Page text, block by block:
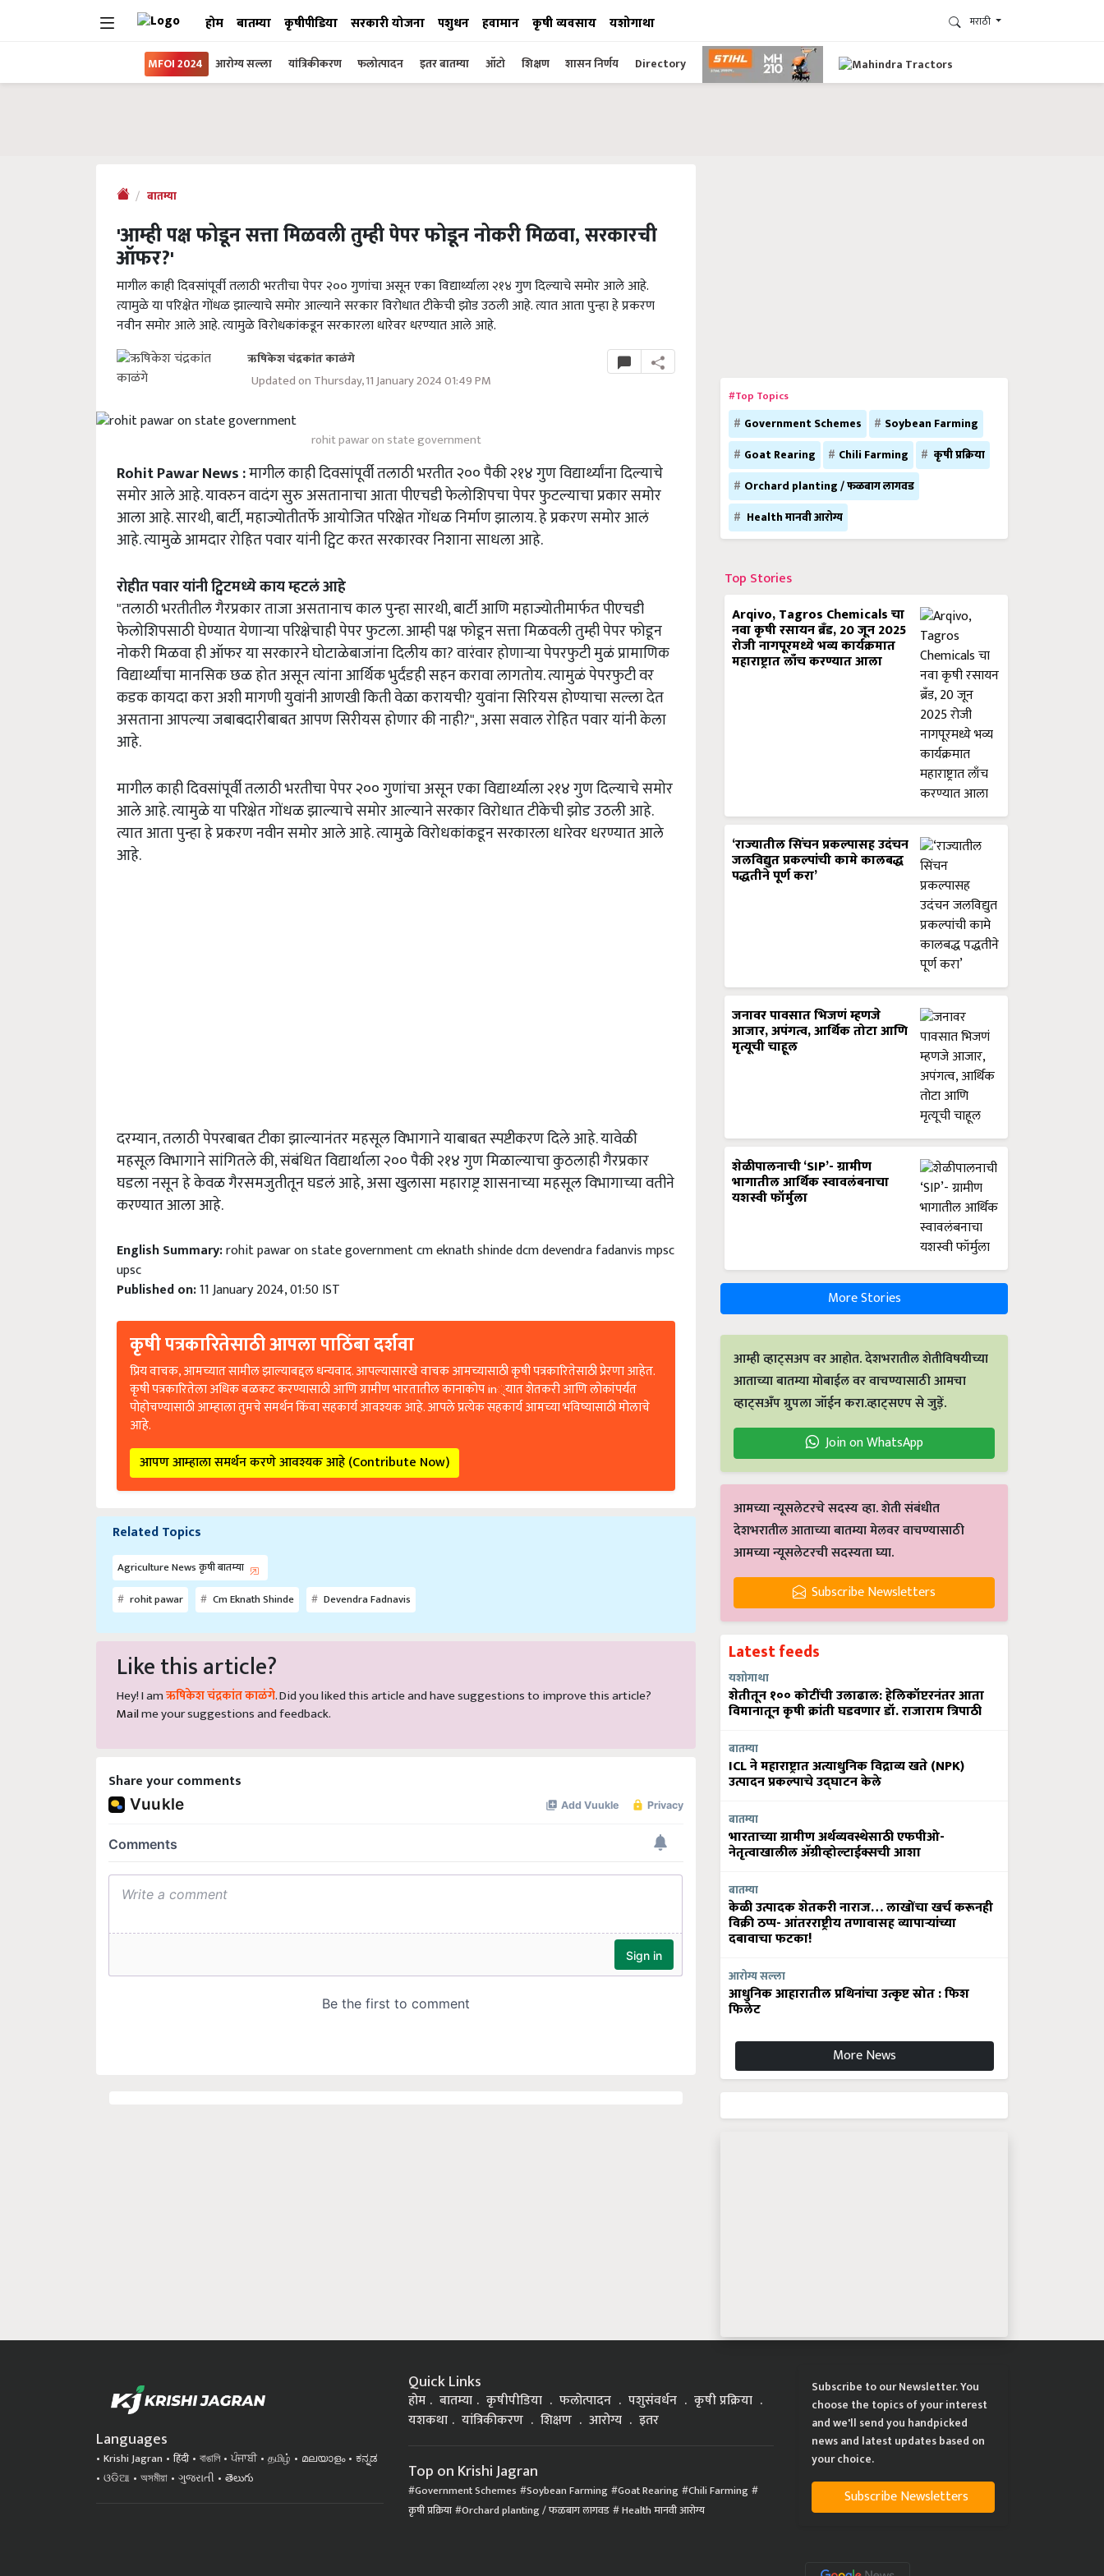
होम बातम्या कृषीपीडिया सरकारी योजना पशुधन हवामान कृषी व्यवसाय यशोगाथा मराठी
MFOI 2024 आरोग्य सल्ला यांत्रिकीकरण फलोत्पादन इतर बातम्या ऑटो शिक्षण शासन निर्णय Directory
बातम्या
'आम्ही पक्ष फोडून सत्ता मिळवली तुम्ही पेपर फोडून नोकरी मिळवा, सरकारची
ऑफर?'
मागील काही दिवसांपूर्वी तलाठी भरतीचा पेपर २०० गुणांचा असून एका विद्यार्थ्याला २१४ गुण दिल्याचे समोर आले आहे.
त्यामुळे या परिक्षेत गोंधळ झाल्याचे समोर आल्याने सरकार विरोधात टीकेची झोड उठली आहे. त्यात आता पुन्हा हे प्रकरण
नवीन समोर आले आहे. त्यामुळे विरोधकांकडून सरकारला धारेवर धरण्यात आले आहे.
ऋषिकेश चंद्रकांत काळंगे
Updated on Thursday, 11 January 2024 01:49 PM
rohit pawar on state government
Rohit Pawar News :मागील काही दिवसांपूर्वी तलाठी भरतीत २०० पैकी २१४ गुण विद्यार्थ्यांना दिल्याचे
समोर आले आहे. यावरुन वादंग सुरु असतानाचा आता पीएचडी फेलोशिपचा पेपर फुटल्याचा प्रकार समोर
आला आहे. सारथी, बार्टी, महाज्योतीतर्फे आयोजित परिक्षेत गोंधळ निर्माण झालाय. हे प्रकरण समोर आलं
आहे. त्यामुळे आमदार रोहित पवार यांनी ट्विट करत सरकारवर निशाना साधला आहे.
रोहीत पवार यांनी ट्विटमध्ये काय म्हटलं आहे
"तलाठी भरतीतील गैरप्रकार ताजा असतानाच काल पुन्हा सारथी, बार्टी आणि महाज्योतीमार्फत पीएचडी
फेलोशिपसाठी घेण्यात येणाऱ्या परिक्षेचाही पेपर फुटला. आम्ही पक्ष फोडून सत्ता मिळवली तुम्ही पेपर फोडून
नोकरी मिळवा ही ऑफर या सरकारने घोटाळेबाजांना दिलीय का? वारंवार होणाऱ्या पेपरफुटी मुळं प्रामाणिक
विद्यार्थ्यांचा मानसिक छळ होत असून त्यांना आर्थिक भुर्दंडही सहन करावा लागतोय. त्यामुळं पेपरफुटी वर
कडक कायदा करा अशी मागणी युवांनी आणखी किती वेळा करायची? युवांना सिरियस होण्याचा सल्ला देत
असताना आपल्या जबाबदारीबाबत आपण सिरीयस होणार की नाही?", असा सवाल रोहित पवार यांनी केला
आहे.
मागील काही दिवसांपूर्वी तलाठी भरतीचा पेपर २०० गुणांचा असून एका विद्यार्थ्याला २१४ गुण दिल्याचे समोर
आले आहे. त्यामुळे या परिक्षेत गोंधळ झाल्याचे समोर आल्याने सरकार विरोधात टीकेची झोड उठली आहे.
त्यात आता पुन्हा हे प्रकरण नवीन समोर आले आहे. त्यामुळे विरोधकांकडून सरकारला धारेवर धरण्यात आले
आहे.
दरम्यान, तलाठी पेपरबाबत टीका झाल्यानंतर महसूल विभागाने याबाबत स्पष्टीकरण दिले आहे. यावेळी
महसूल विभागाने सांगितले की, संबंधित विद्यार्थाला २०० पैकी २१४ गुण मिळाल्याचा कुठलाही गैरप्रकार
घडला नसून हे केवळ गैरसमजुतीतून घडलं आहे, असा खुलासा महाराष्ट्र शासनाच्या महसूल विभागाच्या वतीने
करण्यात आला आहे.
English Summary:rohit pawar on state government cm eknath shinde dcm devendra fadanvis mpsc
upsc
Published on:11 January 2024, 01:50 IST
कृषी पत्रकारितेसाठी आपला पाठिंबा दर्शवा
प्रिय वाचक, आमच्यात सामील झाल्याबद्दल धन्यवाद. आपल्यासारखे वाचक आमच्यासाठी कृषी पत्रकारितेसाठी प्रेरणा आहेत.
कृषी पत्रकारितेला अधिक बळकट करण्यासाठी आणि ग्रामीण भारतातील कानाकोप in्यात शेतकरी आणि लोकांपर्यंत
पोहोचण्यासाठी आम्हाला तुमचे समर्थन किंवा सहकार्य आवश्यक आहे. आपले प्रत्येक सहकार्य आमच्या भविष्यासाठी मोलाचे
आहे.
आपण आम्हाला समर्थन करणे आवश्यक आहे (Contribute Now)
Related Topics
Agriculture News कृषी बातम्या
rohit pawar
Cm Eknath Shinde Devendra Fadnavis
Like this article?
Hey! I amऋषिकेश चंद्रकांत काळंगे. Did you liked this article and have suggestions to improve this article?
Mailme your suggestions and feedback.
Share your comments
#Top Topics
Government Schemes
Soybean Farming
Goat Rearing
Chili Farming
कृषी प्रक्रिया
Orchard planting / फळबाग लागवड
Health मानवी आरोग्य
Top Stories
Arqivo, Tagros Chemicals चा
नवा कृषी रसायन ब्रँड, 20 जून 2025
रोजी नागपूरमध्ये भव्य कार्यक्रमात
महाराष्ट्रात लाँच करण्यात आला
‘राज्यातील सिंचन प्रकल्पासह उदंचन
जलविद्युत प्रकल्पांची कामे कालबद्ध
पद्धतीने पूर्ण करा’
जनावर पावसात भिजणं म्हणजे
आजार, अपंगत्व, आर्थिक तोटा आणि
मृत्यूची चाहूल
शेळीपालनाची ‘SIP’- ग्रामीण
भागातील आर्थिक स्वावलंबनाचा
यशस्वी फॉर्मुला
More Stories
आम्ही व्हाट्सअप वर आहोत. देशभरातील शेतीविषयीच्या
आताच्या बातम्या मोबाईल वर वाचण्यासाठी आमचा
व्हाट्सअँप ग्रुपला जॉईन करा.व्हाट्सएप से जुड़ें.
Join on WhatsApp
आमच्या न्यूसलेटरचे सदस्य व्हा. शेती संबंधीत
देशभरातील आताच्या बातम्या मेलवर वाचण्यासाठी
आमच्या न्यूसलेटरची सदस्यता घ्या.
Subscribe Newsletters
Latest feeds
यशोगाथा
शेतीतून १०० कोटींची उलाढाल: हेलिकॉप्टरनंतर आता
विमानातून कृषी क्रांती घडवणार डॉ. राजाराम त्रिपाठी
बातम्या
ICL ने महाराष्ट्रात अत्याधुनिक विद्राव्य खते (NPK)
उत्पादन प्रकल्पाचे उद्घाटन केले
बातम्या
भारताच्या ग्रामीण अर्थव्यवस्थेसाठी एफपीओ-
नेतृत्वाखालील अ‍ॅग्रीव्होल्टाईक्सची आशा
बातम्या
केळी उत्पादक शेतकरी नाराज… लाखोंचा खर्च करूनही
विक्री ठप्प- आंतरराष्ट्रीय तणावासह व्यापाऱ्यांच्या
दबावाचा फटका!
आरोग्य सल्ला
आधुनिक आहारातील प्रथिनांचा उत्कृष्ट स्रोत : फिश
फिलेट
More News
Languages
Krishi Jagran हिंदी বাঙালি ਪੰਜਾਬੀ தமிழ் മലയാളം
ಕನ್ನಡ
ଓଡିଆ
অসমীয়া ગુજરાતી తెలుగు
Quick Links
होम बातम्या कृषीपीडिया फलोत्पादन पशुसंवर्धन
कृषी प्रक्रिया
यशकथा
यांत्रिकीकरण शिक्षण आरोग्य इतर
Top on Krishi Jagran
Government Schemes Soybean Farming Goat Rearing Chili Farming
कृषी प्रक्रिया Orchard planting / फळबाग लागवड Health मानवी आरोग्य
Subscribe to our Newsletter. You
choose the topics of your interest
and we'll send you handpicked
news and latest updates based on
your choice.
Subscribe Newsletters